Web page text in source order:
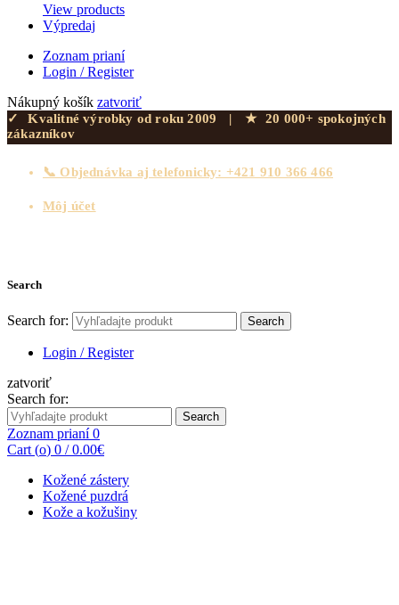
View products
Výpredaj
Zoznam prianí
Login / Register
Nákupný košík zatvoriť
✓ Kvalitné výrobky od roku 2009 | ★
20 000+ spokojných
zákazníkov
📞 Objednávka aj telefonicky: +421 910 366 466
Môj účet
Search
Search for: Search
Login / Register
zatvoriť
Search for:
Search
Zoznam prianí0
Cart (o) 0 / 0.00€
Kožené zástery
Kožené puzdrá
Kože a kožušiny